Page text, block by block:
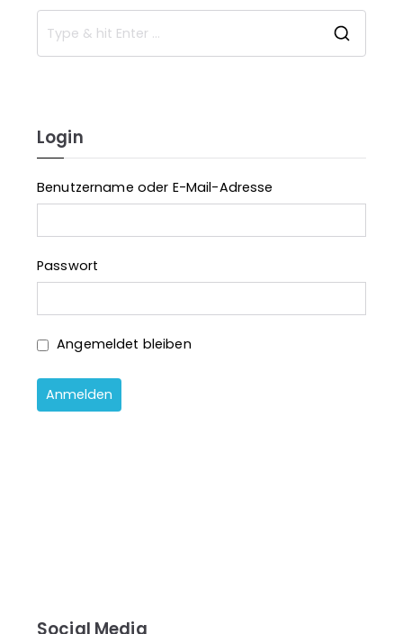
Login
Benutzername oder E-Mail-Adresse
Passwort
Angemeldet bleiben
Social Media